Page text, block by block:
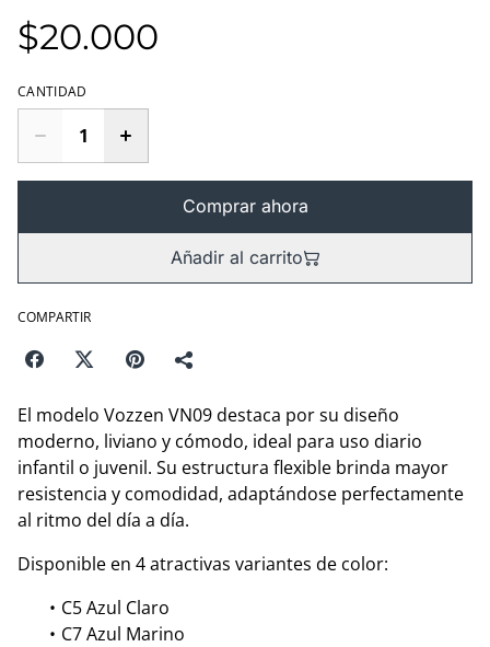
$20.000
CANTIDAD
Comprar ahora
Añadir al carrito
COMPARTIR
El modelo Vozzen VN09 destaca por su diseño
moderno, liviano y cómodo, ideal para uso diario
infantil o juvenil. Su estructura flexible brinda mayor
resistencia y comodidad, adaptándose perfectamente
al ritmo del día a día.
Disponible en 4 atractivas variantes de color:
C5 Azul Claro
C7 Azul Marino